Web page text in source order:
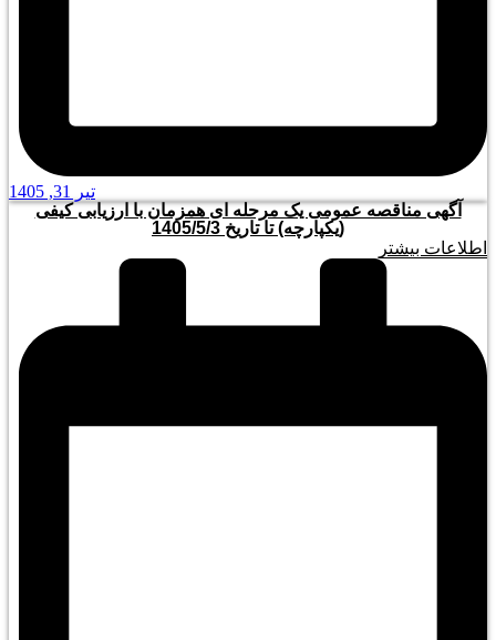
تیر 31, 1405
آگهی مناقصه عمومی یک مرحله ای همزمان با ارزیابی کیفی
(یکپارچه) تا تاریخ 1405/5/3
اطلاعات بیشتر